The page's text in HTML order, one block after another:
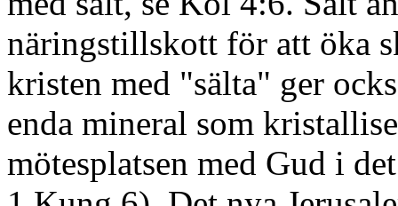
näringstillskott för att öka
kristen med "sälta" ger
enda mineral som
mötesplatsen med Gud i